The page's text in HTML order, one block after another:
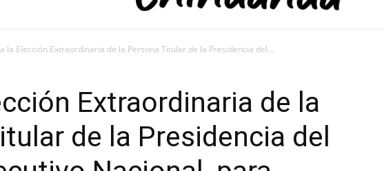
la Elección Extraordinaria de la Persona Titular de la Presidencia del...
Extraordinaria de la
de la Presidencia del